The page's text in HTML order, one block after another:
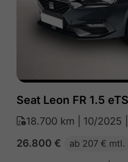
Seat Leon FR 1.5
18.700 km | 10/2025
26.800 € ab 207 € mtl.